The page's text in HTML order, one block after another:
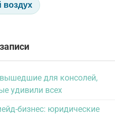
воздух
для консолей,
удивили всех
бизнес: юридические